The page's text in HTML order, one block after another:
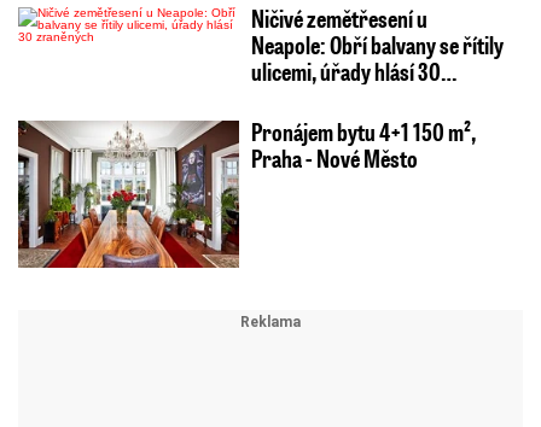
Ničivé zemětřesení u
Neapole: Obří balvany se řítily
ulicemi, úřady hlásí 30…
Pronájem bytu 4+1 150 m²,
Praha - Nové Město